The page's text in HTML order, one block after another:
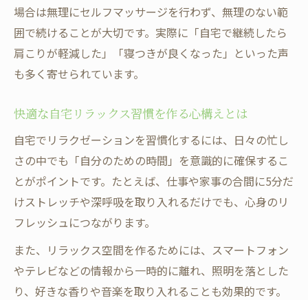
場合は無理にセルフマッサージを行わず、無理のない範
囲で続けることが大切です。実際に「自宅で継続したら
肩こりが軽減した」「寝つきが良くなった」といった声
も多く寄せられています。
快適な自宅リラックス習慣を作る心構えとは
自宅でリラクゼーションを習慣化するには、日々の忙し
さの中でも「自分のための時間」を意識的に確保するこ
とがポイントです。たとえば、仕事や家事の合間に5分だ
けストレッチや深呼吸を取り入れるだけでも、心身のリ
フレッシュにつながります。
また、リラックス空間を作るためには、スマートフォン
やテレビなどの情報から一時的に離れ、照明を落とした
り、好きな香りや音楽を取り入れることも効果的です。